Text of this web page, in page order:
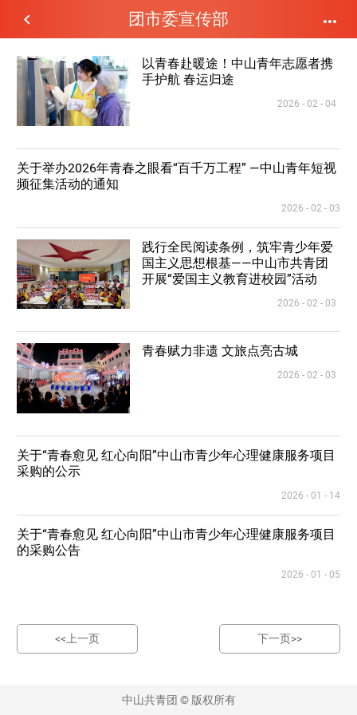
 团市委宣传部 
以青春赴暖途！中山青年志愿者携
手护航 春运归途
2026 - 02 - 04
关于举办2026年青春之眼看“百千万工程” —中山青年短视
频征集活动的通知
2026 - 02 - 03
践行全民阅读条例，筑牢青少年爱
国主义思想根基——中山市共青团
开展“爱国主义教育进校园”活动
2026 - 02 - 03
青春赋力非遗 文旅点亮古城
2026 - 02 - 03
关于“青春愈见 红心向阳”中山市青少年心理健康服务项目
采购的公示
2026 - 01 - 14
关于“青春愈见 红心向阳”中山市青少年心理健康服务项目
的采购公告
2026 - 01 - 05
<<上一页 下一页>>
中山共青团 © 版权所有